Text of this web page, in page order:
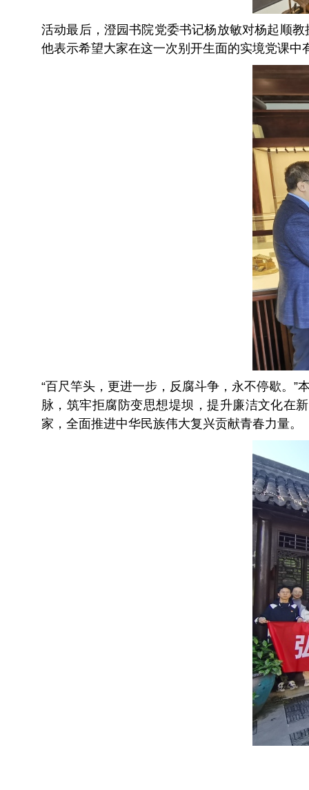
活动最后，澄园书院党委书记杨放敏对杨起顺
他表示希望大家在这一次别开生面的实境党课中
“百尺竿头，更进一步，反腐斗争，永不停歇。
脉，筑牢拒腐防变思想堤坝，提升廉洁文化在
家，全面推进中华民族伟大复兴贡献青春力量。